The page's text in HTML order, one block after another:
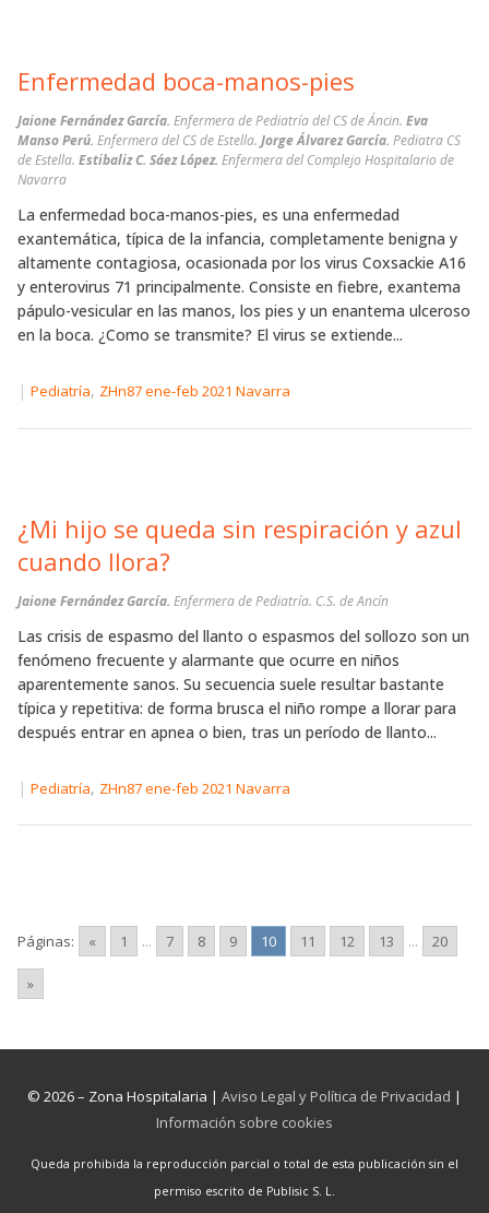
Enfermedad boca-manos-pies
Jaione Fernández García. Enfermera de Pediatría del CS de Áncin. Eva
Manso Perú. Enfermera del CS de Estella. Jorge Álvarez García. Pediatra CS
de Estella. Estibaliz C. Sáez López. Enfermera del Complejo Hospitalario de
Navarra
La enfermedad boca-manos-pies, es una enfermedad
exantemática, típica de la infancia, completamente benigna y
altamente contagiosa, ocasionada por los virus Coxsackie A16
y enterovirus 71 principalmente. Consiste en fiebre, exantema
pápulo-vesicular en las manos, los pies y un enantema ulceroso
en la boca. ¿Como se transmite? El virus se extiende...
| Pediatría, ZHn87 ene-feb 2021 Navarra
¿Mi hijo se queda sin respiración y azul
cuando llora?
Jaione Fernández García. Enfermera de Pediatría. C.S. de Ancín
Las crisis de espasmo del llanto o espasmos del sollozo son un
fenómeno frecuente y alarmante que ocurre en niños
aparentemente sanos. Su secuencia suele resultar bastante
típica y repetitiva: de forma brusca el niño rompe a llorar para
después entrar en apnea o bien, tras un período de llanto...
| Pediatría, ZHn87 ene-feb 2021 Navarra
Páginas: « 1 ... 7 8 9 10 11 12 13 ... 20
»
© 2026 – Zona Hospitalaria | Aviso Legal y Política de Privacidad |
Información sobre cookies
Queda prohibida la reproducción parcial o total de esta publicación sin el
permiso escrito de Publisic S. L.